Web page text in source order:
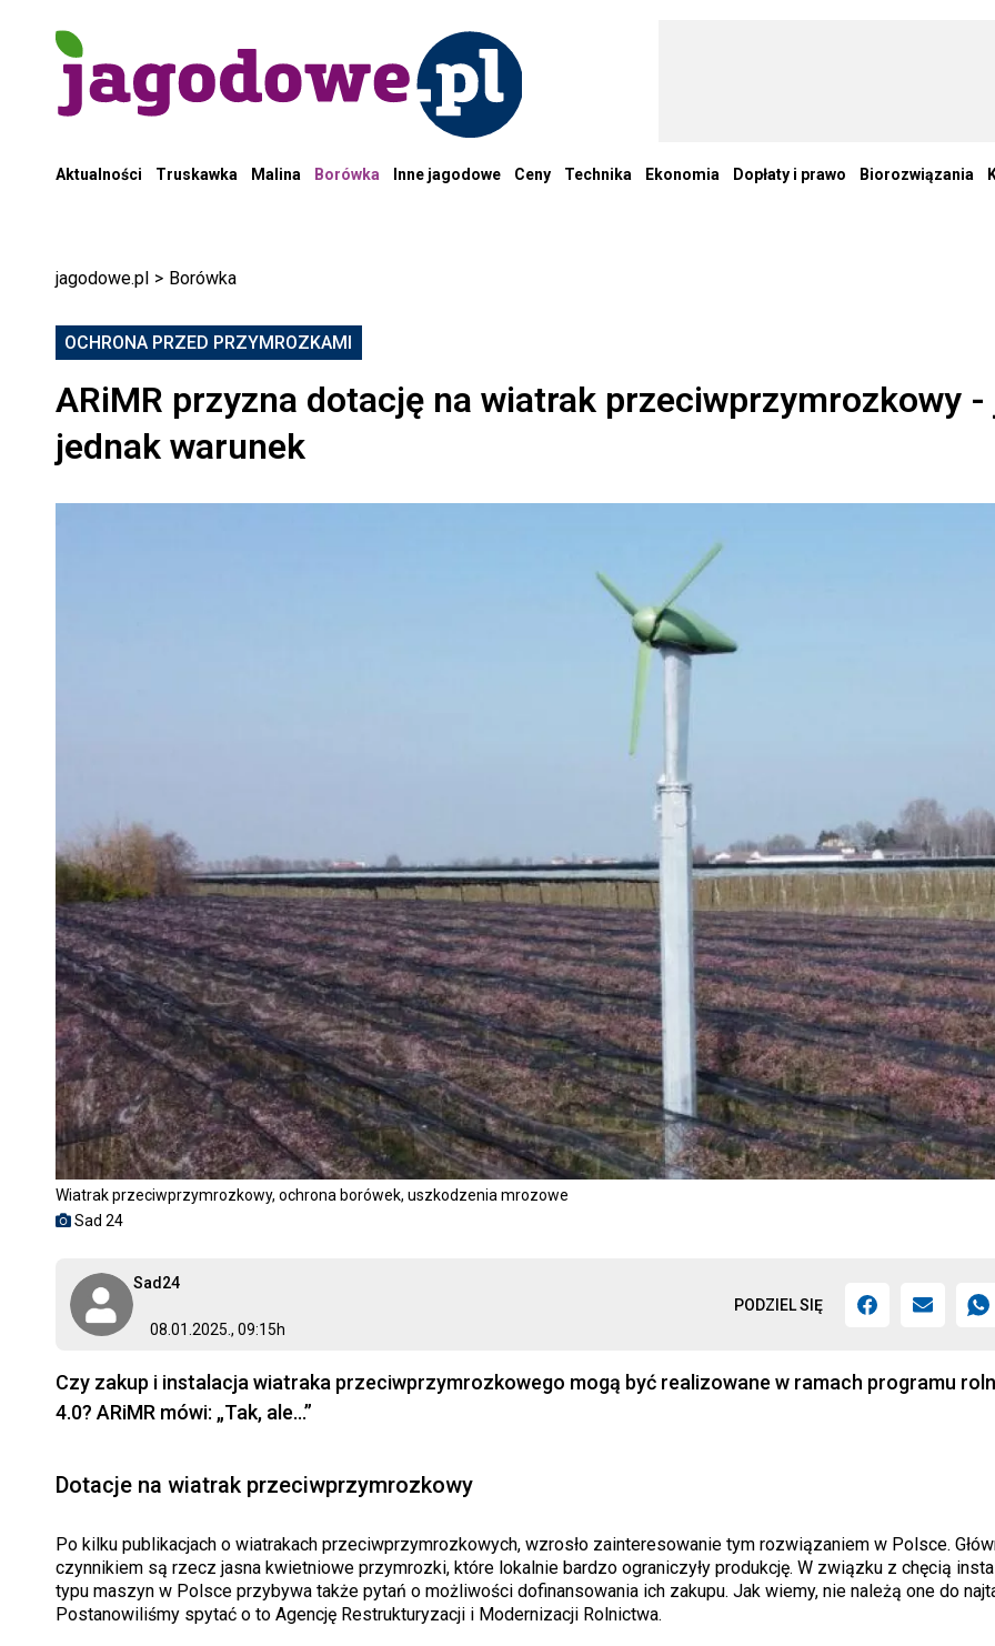
Aktualności Truskawka Malina Borówka Inne jagodowe Ceny Technika Ekonomia Dopłaty i prawo Biorozwiązania
jagodowe.pl > Borówka
Wiatrak przeciwprzymrozkowy, ochrona borówek, uszkodzenia mrozowe
Sad 24
OCHRONA PRZED PRZYMROZKAMI
ARiMR przyzna dotację na wiatrak przeciwprzymrozkowy -
jednak warunek
08.01.2025., 09:15h
Sad24
PODZIEL SIĘ
Czy zakup i instalacja wiatraka przeciwprzymrozkowego mogą być realizowane w ramach programu
4.0? ARiMR mówi: „Tak, ale…”
Dotacje na wiatrak przeciwprzymrozkowy
Po kilku publikacjach o wiatrakach przeciwprzymrozkowych, wzrosło zainteresowanie tym rozwiązaniem w Polsce.
czynnikiem są rzecz jasna kwietniowe przymrozki, które lokalnie bardzo ograniczyły produkcję. W związku z chęcią
typu maszyn w Polsce przybywa także pytań o możliwości dofinansowania ich zakupu. Jak wiemy, nie należą one do
Postanowiliśmy spytać o to Agencję Restrukturyzacji i Modernizacji Rolnictwa.